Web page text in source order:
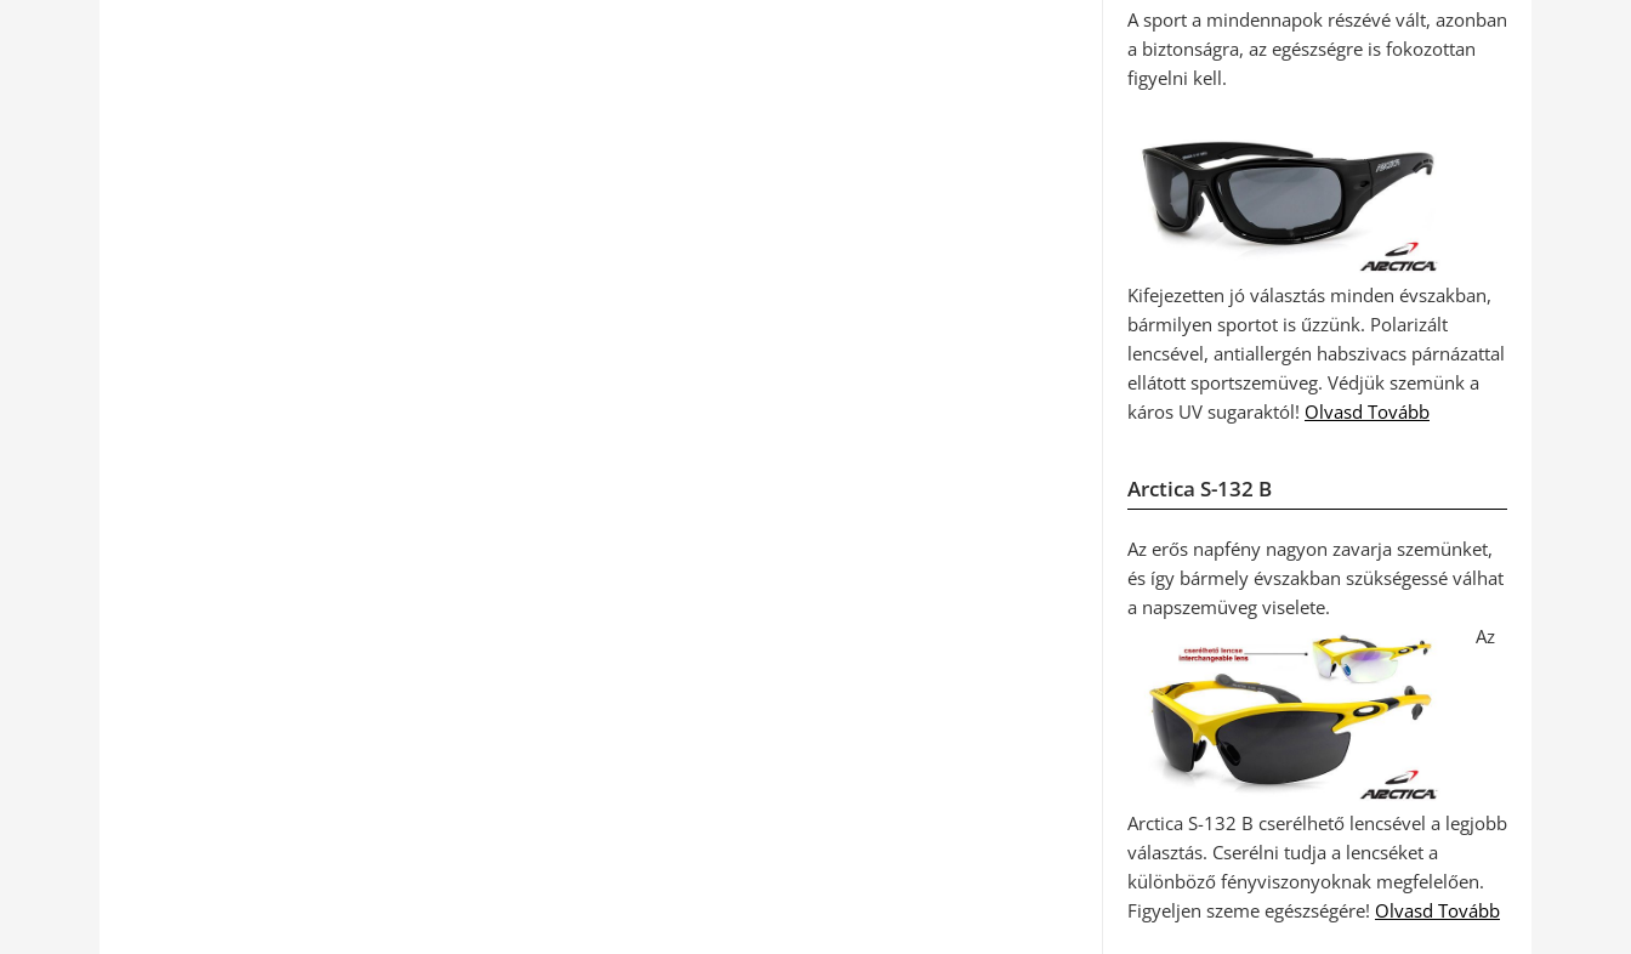
A sport a mindennapok részévé vált, azonban
a biztonságra, az egészségre is fokozottan
figyelni kell.
Kifejezetten jó választás minden évszakban,
bármilyen sportot is űzzünk. Polarizált
lencsével, antiallergén habszivacs párnázattal
ellátott sportszemüveg. Védjük szemünk a
káros UV sugaraktól! Olvasd Tovább
Arctica S-132 B
Az erős napfény nagyon zavarja szemünket,
és így bármely évszakban szükségessé válhat
a napszemüveg viselete.
Az
Arctica S-132 B cserélhető lencsével a legjobb
választás. Cserélni tudja a lencséket a
különböző fényviszonyoknak megfelelően.
Figyeljen szeme egészségére! Olvasd Tovább